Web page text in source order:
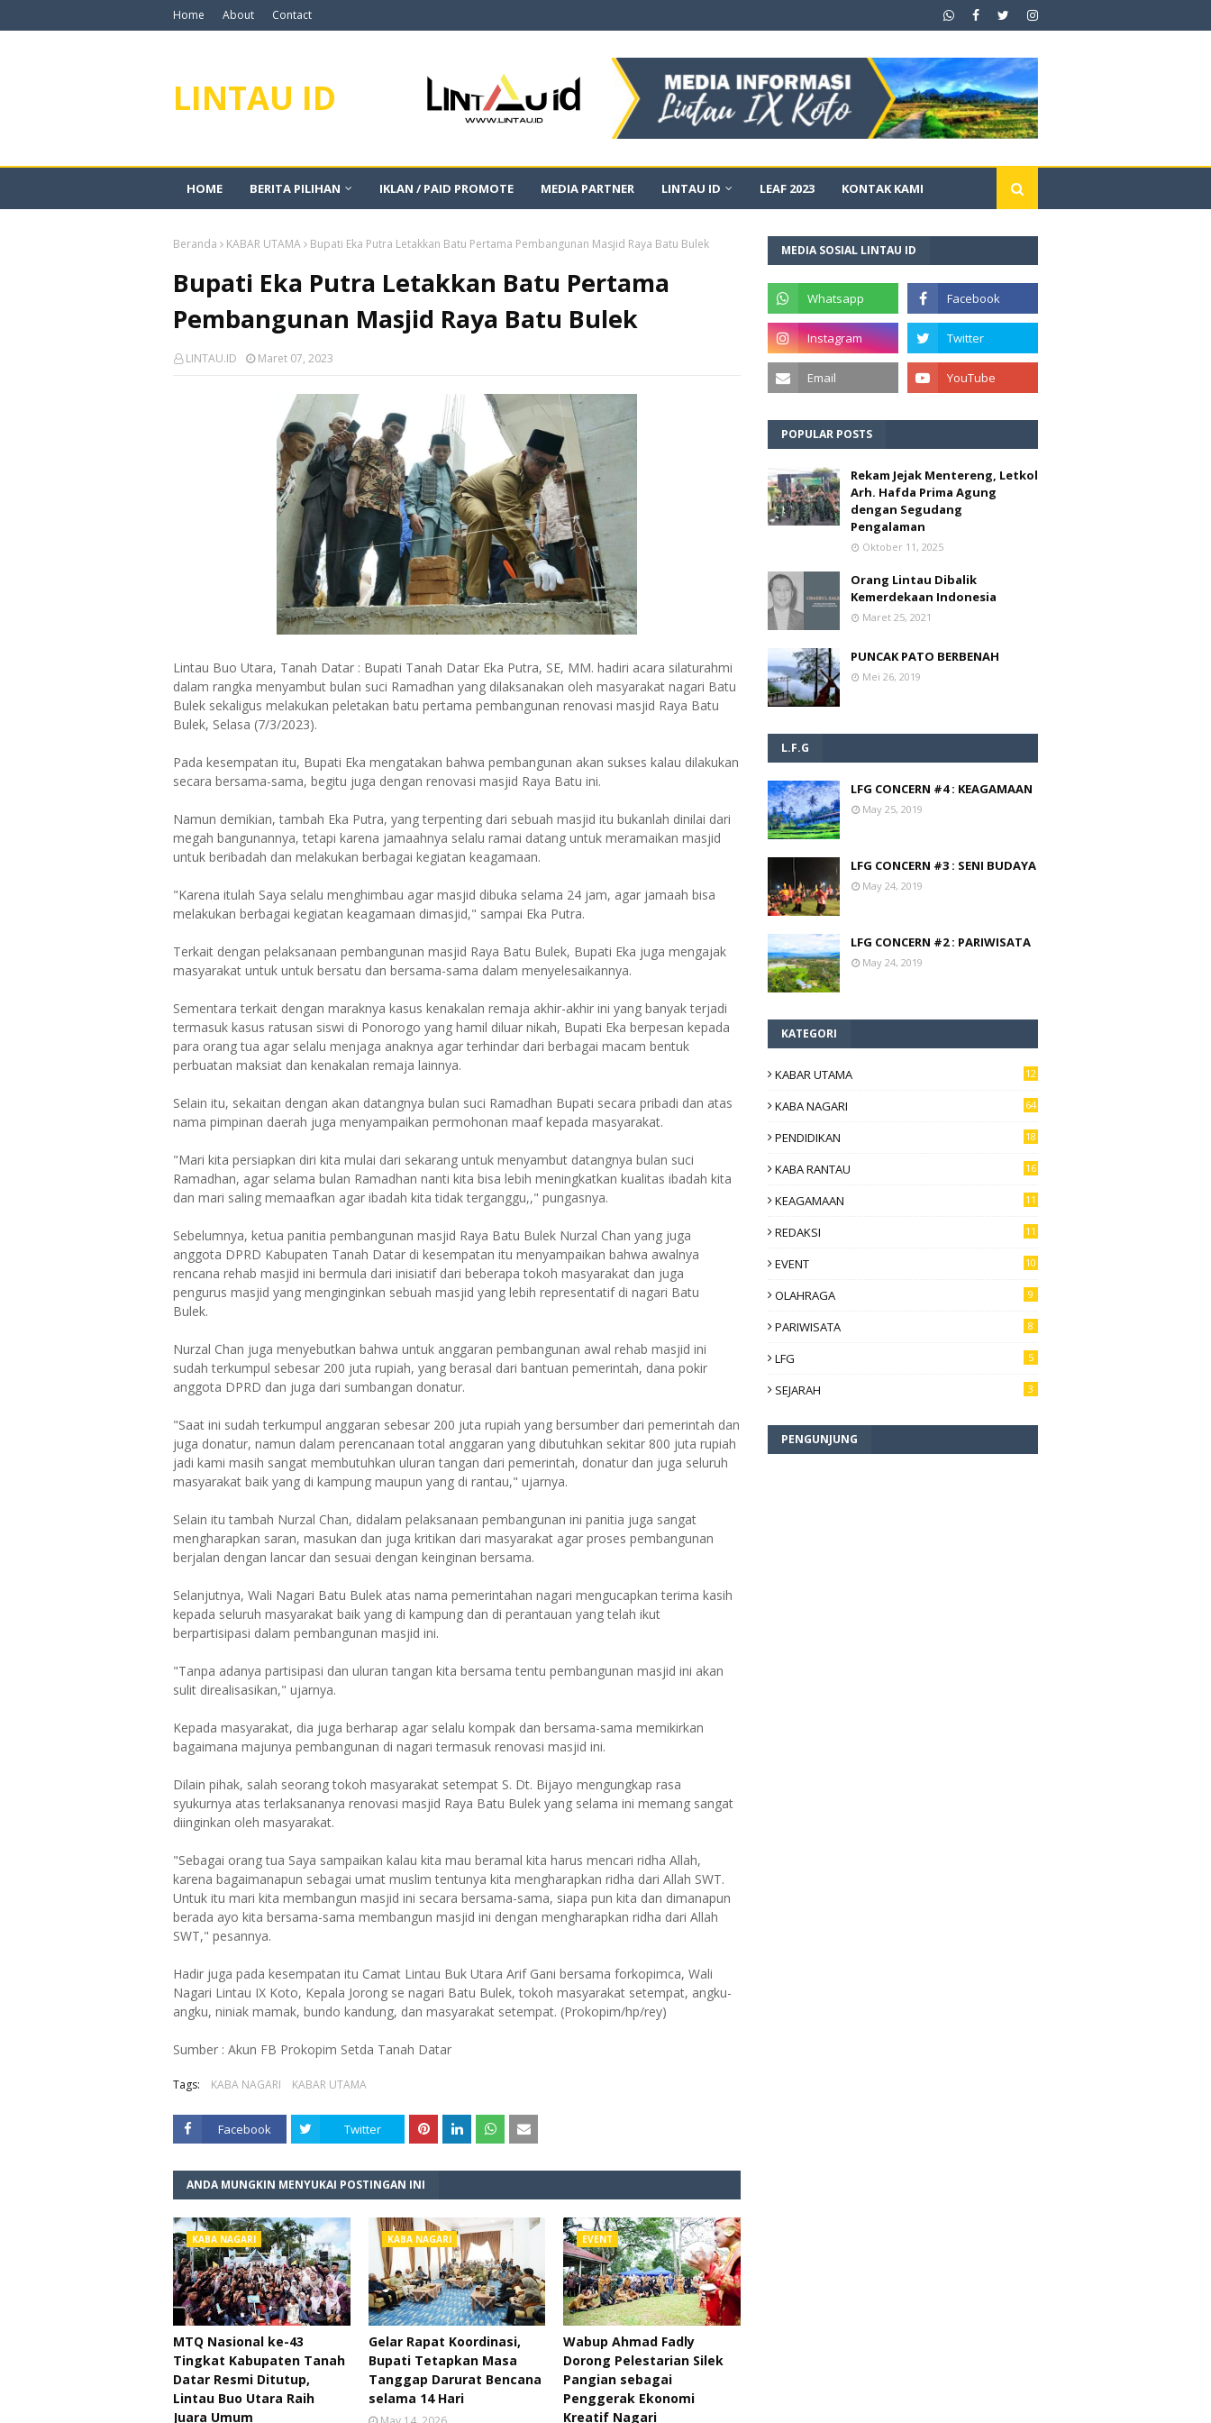
Home About Contact
LINTAU ID
HOME BERITA PILIHAN IKLAN / PAID PROMOTE MEDIA PARTNER LINTAU ID LEAF 2023 KONTAK KAMI
Beranda KABAR UTAMA Bupati Eka Putra Letakkan Batu Pertama Pembangunan Masjid Raya Batu Bulek
Bupati Eka Putra Letakkan Batu Pertama
Pembangunan Masjid Raya Batu Bulek
LINTAU.ID Maret 07, 2023
Lintau Buo Utara, Tanah Datar : Bupati Tanah Datar Eka Putra, SE, MM. hadiri acara silaturahmi
dalam rangka menyambut bulan suci Ramadhan yang dilaksanakan oleh masyarakat nagari Batu
Bulek sekaligus melakukan peletakan batu pertama pembangunan renovasi masjid Raya Batu
Bulek, Selasa (7/3/2023).
Pada kesempatan itu, Bupati Eka mengatakan bahwa pembangunan akan sukses kalau dilakukan
secara bersama-sama, begitu juga dengan renovasi masjid Raya Batu ini.
Namun demikian, tambah Eka Putra, yang terpenting dari sebuah masjid itu bukanlah dinilai dari
megah bangunannya, tetapi karena jamaahnya selalu ramai datang untuk meramaikan masjid
untuk beribadah dan melakukan berbagai kegiatan keagamaan.
"Karena itulah Saya selalu menghimbau agar masjid dibuka selama 24 jam, agar jamaah bisa
melakukan berbagai kegiatan keagamaan dimasjid," sampai Eka Putra.
Terkait dengan pelaksanaan pembangunan masjid Raya Batu Bulek, Bupati Eka juga mengajak
masyarakat untuk untuk bersatu dan bersama-sama dalam menyelesaikannya.
Sementara terkait dengan maraknya kasus kenakalan remaja akhir-akhir ini yang banyak terjadi
termasuk kasus ratusan siswi di Ponorogo yang hamil diluar nikah, Bupati Eka berpesan kepada
para orang tua agar selalu menjaga anaknya agar terhindar dari berbagai macam bentuk
perbuatan maksiat dan kenakalan remaja lainnya.
Selain itu, sekaitan dengan akan datangnya bulan suci Ramadhan Bupati secara pribadi dan atas
nama pimpinan daerah juga menyampaikan permohonan maaf kepada masyarakat.
"Mari kita persiapkan diri kita mulai dari sekarang untuk menyambut datangnya bulan suci
Ramadhan, agar selama bulan Ramadhan nanti kita bisa lebih meningkatkan kualitas ibadah kita
dan mari saling memaafkan agar ibadah kita tidak terganggu,," pungasnya.
Sebelumnya, ketua panitia pembangunan masjid Raya Batu Bulek Nurzal Chan yang juga
anggota DPRD Kabupaten Tanah Datar di kesempatan itu menyampaikan bahwa awalnya
rencana rehab masjid ini bermula dari inisiatif dari beberapa tokoh masyarakat dan juga
pengurus masjid yang menginginkan sebuah masjid yang lebih representatif di nagari Batu
Bulek.
Nurzal Chan juga menyebutkan bahwa untuk anggaran pembangunan awal rehab masjid ini
sudah terkumpul sebesar 200 juta rupiah, yang berasal dari bantuan pemerintah, dana pokir
anggota DPRD dan juga dari sumbangan donatur.
"Saat ini sudah terkumpul anggaran sebesar 200 juta rupiah yang bersumber dari pemerintah dan
juga donatur, namun dalam perencanaan total anggaran yang dibutuhkan sekitar 800 juta rupiah
jadi kami masih sangat membutuhkan uluran tangan dari pemerintah, donatur dan juga seluruh
masyarakat baik yang di kampung maupun yang di rantau," ujarnya.
Selain itu tambah Nurzal Chan, didalam pelaksanaan pembangunan ini panitia juga sangat
mengharapkan saran, masukan dan juga kritikan dari masyarakat agar proses pembangunan
berjalan dengan lancar dan sesuai dengan keinginan bersama.
Selanjutnya, Wali Nagari Batu Bulek atas nama pemerintahan nagari mengucapkan terima kasih
kepada seluruh masyarakat baik yang di kampung dan di perantauan yang telah ikut
berpartisipasi dalam pembangunan masjid ini.
"Tanpa adanya partisipasi dan uluran tangan kita bersama tentu pembangunan masjid ini akan
sulit direalisasikan," ujarnya.
Kepada masyarakat, dia juga berharap agar selalu kompak dan bersama-sama memikirkan
bagaimana majunya pembangunan di nagari termasuk renovasi masjid ini.
Dilain pihak, salah seorang tokoh masyarakat setempat S. Dt. Bijayo mengungkap rasa
syukurnya atas terlaksananya renovasi masjid Raya Batu Bulek yang selama ini memang sangat
diinginkan oleh masyarakat.
"Sebagai orang tua Saya sampaikan kalau kita mau beramal kita harus mencari ridha Allah,
karena bagaimanapun sebagai umat muslim tentunya kita mengharapkan ridha dari Allah SWT.
Untuk itu mari kita membangun masjid ini secara bersama-sama, siapa pun kita dan dimanapun
berada ayo kita bersama-sama membangun masjid ini dengan mengharapkan ridha dari Allah
SWT," pesannya.
Hadir juga pada kesempatan itu Camat Lintau Buk Utara Arif Gani bersama forkopimca, Wali
Nagari Lintau IX Koto, Kepala Jorong se nagari Batu Bulek, tokoh masyarakat setempat, angku-
angku, niniak mamak, bundo kandung, dan masyarakat setempat. (Prokopim/hp/rey)
Sumber : Akun FB Prokopim Setda Tanah Datar
Tags: KABA NAGARI KABAR UTAMA
Facebook Twitter
ANDA MUNGKIN MENYUKAI POSTINGAN INI
KABA NAGARI
MTQ Nasional ke-43
Tingkat Kabupaten Tanah
Datar Resmi Ditutup,
Lintau Buo Utara Raih
Juara Umum
KABA NAGARI
Gelar Rapat Koordinasi,
Bupati Tetapkan Masa
Tanggap Darurat Bencana
selama 14 Hari
EVENT
Wabup Ahmad Fadly
Dorong Pelestarian Silek
Pangian sebagai
Penggerak Ekonomi
Kreatif Nagari
MEDIA SOSIAL LINTAU ID
POPULAR POSTS
Rekam Jejak Mentereng, Letkol
Arh. Hafda Prima Agung
dengan Segudang
Pengalaman
Oktober 11, 2025
Orang Lintau Dibalik
Kemerdekaan Indonesia
Maret 25, 2021
PUNCAK PATO BERBENAH
Mei 26, 2019
L.F.G
LFG CONCERN #4 : KEAGAMAAN
May 25, 2019
LFG CONCERN #3 : SENI BUDAYA
May 24, 2019
LFG CONCERN #2 : PARIWISATA
May 24, 2019
KATEGORI
KABAR UTAMA
12
KABA NAGARI 64
PENDIDIKAN 18
KABA RANTAU 16
KEAGAMAAN 11
REDAKSI 11
EVENT 10
OLAHRAGA 9
PARIWISATA 8
LFG 5
SEJARAH 3
PENGUNJUNG